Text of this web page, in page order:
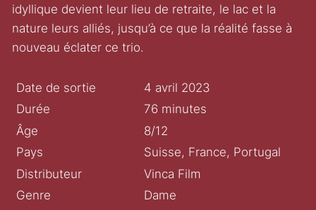
idyl­lique devient leur lieu de retraite, le lac et la
nature leurs alliés, jusqu’à ce que la réalité fasse à
nouveau éclater ce trio.
Date de sortie
4 avril 2023
Durée
76 minutes
Âge
8/12
Pays
Suisse, France, Portugal
Distributeur
Vinca Film
Genre
Dame